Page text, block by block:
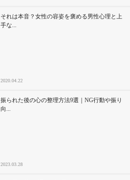
それは本音？女性の容姿を褒める男性心理と上
手な...
2020.04.22
振られた後の心の整理方法9選｜NG行動や振り
向...
2023.03.28